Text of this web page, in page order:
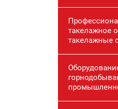
такелажное
такелажные